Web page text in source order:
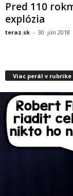
Pred 110
explózia
teraz.sk - 30. jún 2018
Viac perál v rubrike